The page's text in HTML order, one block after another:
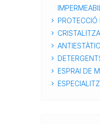
PROTECCIÓ
ESPRAI DE